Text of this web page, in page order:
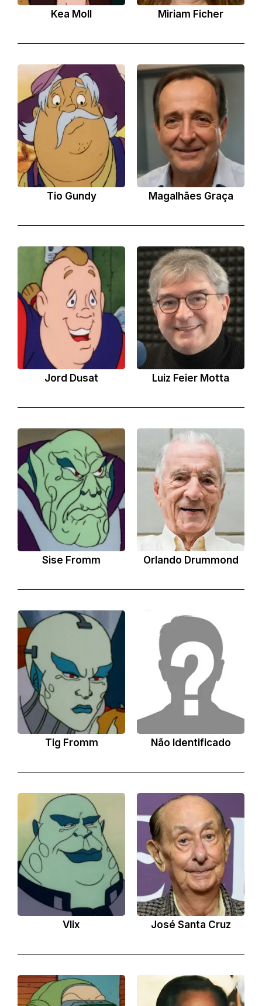
Kea Moll Miriam Ficher
Tio Gundy Magalhães Graça
Jord Dusat Luiz Feier Motta
Sise Fromm Orlando Drummond
Tig Fromm Não Identificado
Vlix José Santa Cruz